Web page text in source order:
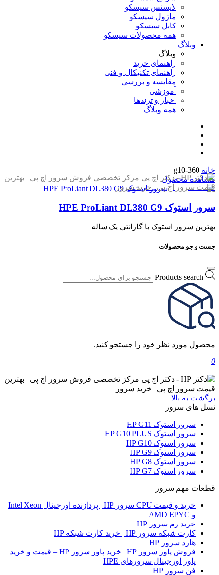
لایسنس سیسکو
ماژول سیسکو
کابل سیسکو
همه محصولات سیسکو
وبلاگ
وبلاگ
راهنمای خرید
راهنمای تکنیکال و فنی
مقایسه و بررسی
آموزشی
اخبار و ترندها
همه وبلاگ
خانه
مشاهده محصول
سرور استوک HPE ProLiant DL380 G9
بهترین سرور استوک با گارانتی یک ساله
جست و جو محصولات
Products search
محصول مورد نظر خود را جستجو کنید.
0
برگشت به بالا
نسل های سرور
سرور استوک HP G11
سرور استوک HP G10 PLUS
سرور استوک HP G10
سرور استوک HP G9
سرور استوک HP G8
سرور استوک HP G7
قطعات مهم سرور
خرید و قیمت CPU سرور HP | پردازنده اورجینال Intel Xeon
و AMD EPYC
خرید رم سرور HP
کارت شبکه سرور HP | خرید کارت شبکه HP
هارد سرور HP
فروش پاور سرور HP | خرید پاور سرور HP – قیمت و خرید
پاور اورجینال سرورهای HPE
فن سرور HP